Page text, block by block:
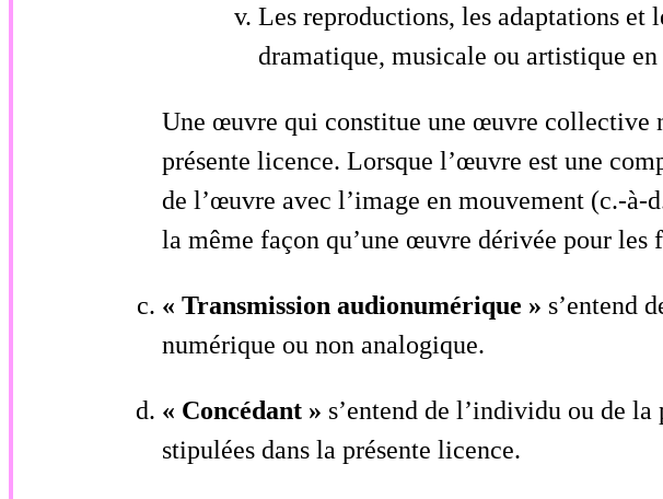
Les reproductions, les adaptations et
dramatique, musicale ou artistique
Une œuvre qui constitue une œuvre collective
présente licence. Lorsque l’œuvre est une
de l’œuvre avec l’image en mouvement (c.-
la même façon qu’une œuvre dérivée pour les
« Transmission audionumérique » s’entend
numérique ou non analogique.
« Concédant » s’entend de l’individu ou de
stipulées dans la présente licence.